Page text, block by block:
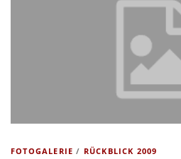
FOTOGALERIE / RÜCKBLICK 2009